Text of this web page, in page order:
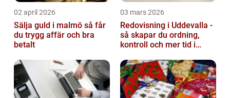
02 april 2026
Sälja guld i malmö så får
du trygg affär och bra
betalt
03 mars 2026
Redovisning i Uddevalla -
så skapar du ordning,
kontroll och mer tid i